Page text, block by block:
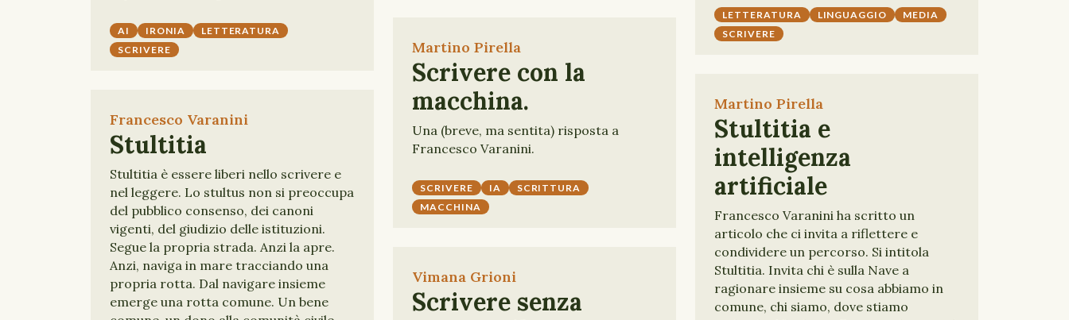
AI IRONIA
LETTERATURA
SCRIVERE
LETTERATURA LINGUAGGIO
MEDIA
SCRIVERE
Martino Pirella
Scrivere con la
macchina.
Una (breve, ma sentita) risposta a
Francesco Varanini.
SCRIVERE IA
SCRITTURA
MACCHINA
Martino Pirella
Stultitia e
intelligenza
artificiale
Francesco Varanini ha scritto un
articolo che ci invita a riflettere e
condividere un percorso. Si intitola
Stultitia. Invita chi è sulla Nave a
ragionare insieme su cosa abbiamo in
comune, chi siamo, dove stiamo
Francesco Varanini
Stultitia
Stultitia è essere liberi nello scrivere e
nel leggere. Lo stultus non si preoccupa
del pubblico consenso, dei canoni
vigenti, del giudizio delle istituzioni.
Segue la propria strada. Anzi la apre.
Anzi, naviga in mare tracciando una
propria rotta. Dal navigare insieme
emerge una rotta comune. Un bene
Vimana Grioni
Scrivere senza